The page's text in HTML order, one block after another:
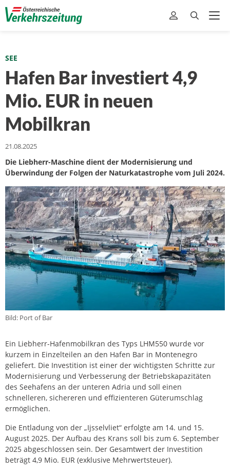
SEE
Hafen Bar investiert 4,9
Mio. EUR in neuen
Mobilkran
21.08.2025
Die Liebherr-Maschine dient der Modernisierung und
Überwindung der Folgen der Naturkatastrophe vom Juli 2024.
Bild: Port of Bar
Ein Liebherr-Hafenmobilkran des Typs LHM550 wurde vor
kurzem in Einzelteilen an den Hafen Bar in Montenegro
geliefert. Die Investition ist einer der wichtigsten Schritte zur
Modernisierung und Verbesserung der Betriebskapazitäten
des Seehafens an der unteren Adria und soll einen
schnelleren, sichereren und effizienteren Güterumschlag
ermöglichen.
Die Entladung von der „Ijsselvliet“ erfolgte am 14. und 15.
August 2025. Der Aufbau des Krans soll bis zum 6. September
2025 abgeschlossen sein. Der Gesamtwert der Investition
beträgt 4,9 Mio. EUR (exklusive Mehrwertsteuer).